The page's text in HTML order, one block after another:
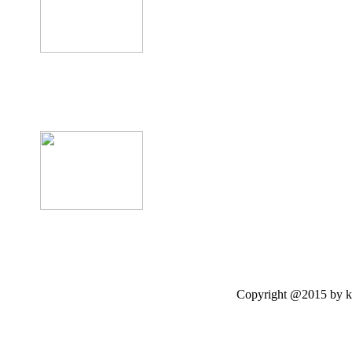
Copyright @2015 by